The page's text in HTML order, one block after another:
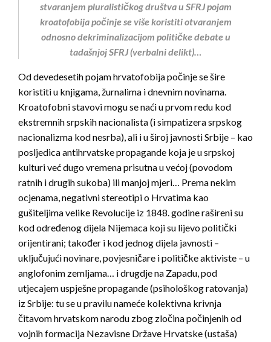
stvaranjem pluralističkog društva u SFRJ pojam
kroatofobija počinje se više koristiti otvaranjem
odnosno dekriminalizacijom političke debate u
tadašnjoj SFRJ (verbalni delikt)…
Od devedesetih pojam hrvatofobija počinje se šire
koristiti u knjigama, žurnalima i dnevnim novinama.
Kroatofobni stavovi mogu se naći u prvom redu kod
ekstremnih srpskih nacionalista (i simpatizera srpskog
nacionalizma kod nesrba), ali i u široj javnosti Srbije – kao
posljedica antihrvatske propagande koja je u srpskoj
kulturi već dugo vremena prisutna u većoj (povodom
ratnih i drugih sukoba) ili manjoj mjeri… Prema nekim
ocjenama, negativni stereotipi o Hrvatima kao
gušiteljima velike Revolucije iz 1848. godine rašireni su
kod određenog dijela Nijemaca koji su lijevo politički
orijentirani; također i kod jednog dijela javnosti –
uključujući novinare, povjesničare i političke aktiviste – u
anglofonim zemljama… i drugdje na Zapadu, pod
utjecajem uspješne propagande (psihološkog ratovanja)
iz Srbije: tu se u pravilu nameće kolektivna krivnja
čitavom hrvatskom narodu zbog zločina počinjenih od
vojnih formacija Nezavisne Države Hrvatske (ustaša)